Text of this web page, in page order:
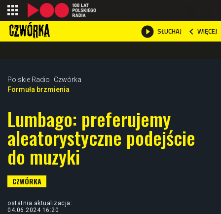
 SŁUCHAJ  WIĘCEJ

Polskie Radio
Czwórka
Formuła brzmienia
Lumbago: preferujemy
aleatorystyczne podejście
do muzyki
ostatnia aktualizacja:
04.06.2024 16:20